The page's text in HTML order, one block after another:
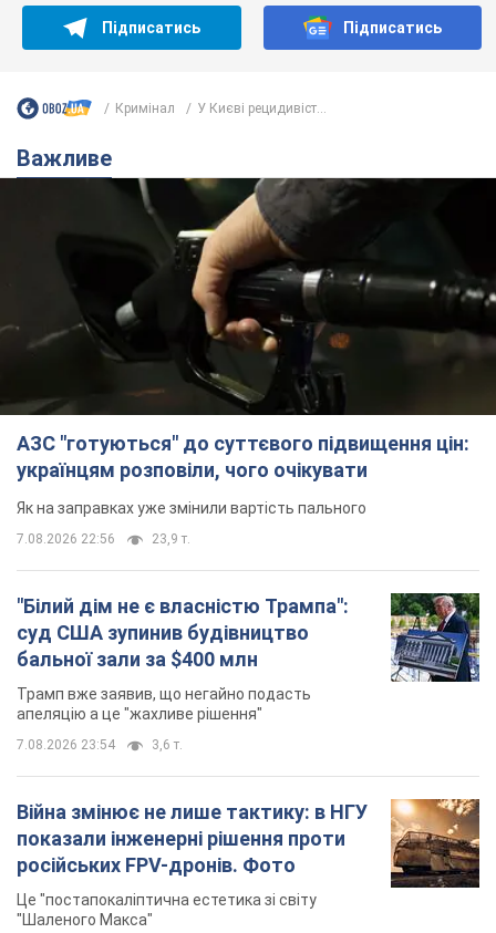
Підписатись Підписатись
Кримінал У Києві рецидивіст...
Важливе
АЗС "готуються" до суттєвого підвищення цін:
українцям розповіли, чого очікувати
Як на заправках уже змінили вартість пального
7.08.2026 22:56 23,9 т.
"Білий дім не є власністю Трампа":
суд США зупинив будівництво
бальної зали за $400 млн
Трамп вже заявив, що негайно подасть
апеляцію а це "жахливе рішення"
7.08.2026 23:54 3,6 т.
Війна змінює не лише тактику: в НГУ
показали інженерні рішення проти
російських FPV-дронів. Фото
Це "постапокаліптична естетика зі світу
"Шаленого Макса"